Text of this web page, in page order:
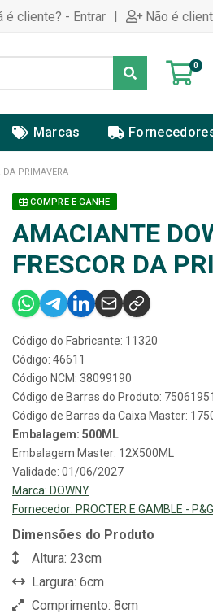
é cliente? - Entrar | Não é
0
Marcas
DA PRIMAVERA
COMPRE E GANHE
AMACIANTE
FRESCOR DA
Código do Fabricante: 11320
Código: 46611
Código NCM: 38099190
Código de Barras do Produto:
Código de Barras da Caixa Master:
Embalagem: 500ML
Embalagem Master: 12X500ML
Validade: 01/06/2027
Marca: DOWNY
Fornecedor: PROCTER E GAMBLE - P&G
Dimensões do Produto
Altura: 23cm
Largura: 6cm
Comprimento: 8cm